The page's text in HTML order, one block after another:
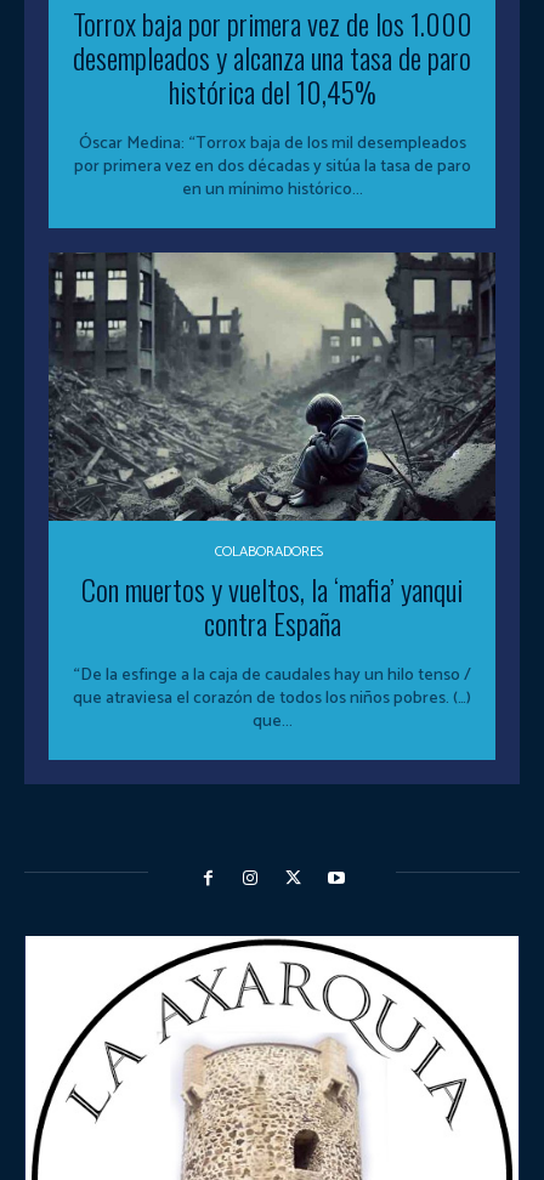
Torrox baja por primera vez de los 1.000
desempleados y alcanza una tasa de paro
histórica del 10,45%
Óscar Medina: “Torrox baja de los mil desempleados
por primera vez en dos décadas y sitúa la tasa de paro
en un mínimo histórico...
COLABORADORES
Con muertos y vueltos, la ‘mafia’ yanqui
contra España
“De la esfinge a la caja de caudales hay un hilo tenso /
que atraviesa el corazón de todos los niños pobres. (…)
que...